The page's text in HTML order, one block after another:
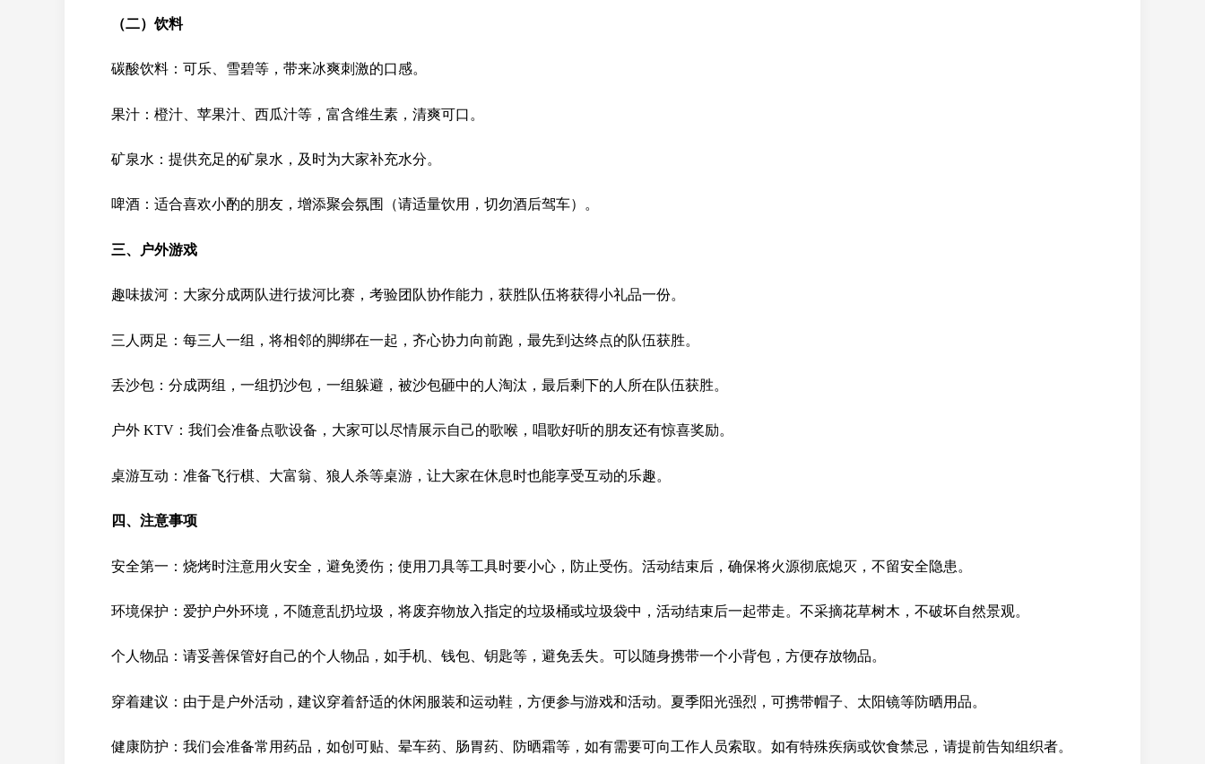
（二）饮料
碳酸饮料：可乐、雪碧等，带来冰爽刺激的口感。
果汁：橙汁、苹果汁、西瓜汁等，富含维生素，清爽可口。
矿泉水：提供充足的矿泉水，及时为大家补充水分。
啤酒：适合喜欢小酌的朋友，增添聚会氛围（请适量饮用，切勿酒后驾车）。
三、户外游戏
趣味拔河：大家分成两队进行拔河比赛，考验团队协作能力，获胜队伍将获得小礼品一份。
三人两足：每三人一组，将相邻的脚绑在一起，齐心协力向前跑，最先到达终点的队伍获胜。
丢沙包：分成两组，一组扔沙包，一组躲避，被沙包砸中的人淘汰，最后剩下的人所在队伍获胜。
户外 KTV：我们会准备点歌设备，大家可以尽情展示自己的歌喉，唱歌好听的朋友还有惊喜奖励。
桌游互动：准备飞行棋、大富翁、狼人杀等桌游，让大家在休息时也能享受互动的乐趣。
四、注意事项
安全第一：烧烤时注意用火安全，避免烫伤；使用刀具等工具时要小心，防止受伤。活动结束后，确保将火源彻底熄灭，不留安全隐患。
环境保护：爱护户外环境，不随意乱扔垃圾，将废弃物放入指定的垃圾桶或垃圾袋中，活动结束后一起带走。不采摘花草树木，不破坏自然景观。
个人物品：请妥善保管好自己的个人物品，如手机、钱包、钥匙等，避免丢失。可以随身携带一个小背包，方便存放物品。
穿着建议：由于是户外活动，建议穿着舒适的休闲服装和运动鞋，方便参与游戏和活动。夏季阳光强烈，可携带帽子、太阳镜等防晒用品。
健康防护：我们会准备常用药品，如创可贴、晕车药、肠胃药、防晒霜等，如有需要可向工作人员索取。如有特殊疾病或饮食禁忌，请提前告知组织者。